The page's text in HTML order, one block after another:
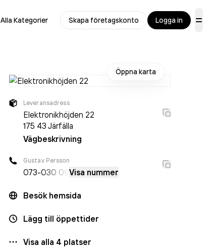
Alla Kategorier Skapa företagskonto Logga in
Öppna karta
Leveransadress
Elektronikhöjden 22
175 43 Järfälla
Vägbeskrivning
Gustav Persson
073-030 09 Visa nummer
Besök hemsida
Lägg till öppettider
Visa alla 4 platser